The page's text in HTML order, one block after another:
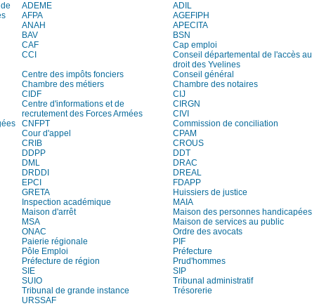
ADEME
ADIL
AFPA
AGEFIPH
ANAH
APECITA
BAV
BSN
CAF
Cap emploi
CCI
Conseil départemental de l'accès au
droit des Yvelines
Centre des impôts fonciers
Conseil général
Chambre des métiers
Chambre des notaires
CIDF
CIJ
Centre d'informations et de
recrutement des Forces Armées
CIRGN
CIVI
CNFPT
Commission de conciliation
Cour d'appel
CPAM
CRIB
CROUS
DDPP
DDT
DML
DRAC
DRDDI
DREAL
EPCI
FDAPP
GRETA
Huissiers de justice
Inspection académique
MAIA
Maison d'arrêt
Maison des personnes handicapées
MSA
Maison de services au public
ONAC
Ordre des avocats
Paierie régionale
PIF
Pôle Emploi
Préfecture
Préfecture de région
Prud'hommes
SIE
SIP
SUIO
Tribunal administratif
Tribunal de grande instance
Trésorerie
URSSAF